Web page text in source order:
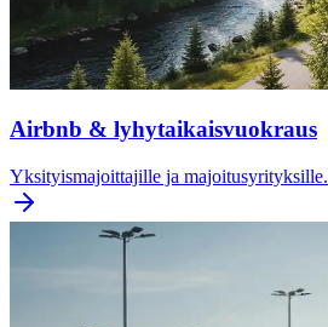
Airbnb & lyhytaikaisvuokraus
Yksityismajoittajille ja majoitusyrityksille.